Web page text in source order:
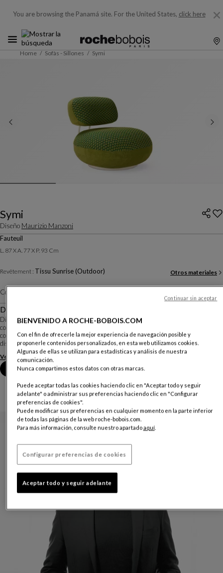
You are browsing the Panamá site. For the United States, click here
Home Sofàs - Sillones Symi
Symi
Diseño Maurizio Manzoni
Fauteuil
L. 87 X A. 77 X P. 93 Cm
Revêtement : Tissu Sunrise (Outdoor) Otros materiales
Color :
Descripción
Diseñada por el diseñador italiano Maurizio Manzoni, la butaca Symi cautiva
con sus líneas atractivas y su mecanismo giratorio, una característica poco
común en una silla de exterior. Revestimiento en telas lisas o estampadas,
diseñadas para uso exte...
Ver más Descargar la ficha técnica
Reserva una cita en tienda
BIENVENIDO A ROCHE-BOBOIS.COM
Con el fin de ofrecerle la mejor experiencia de navegación posible y
proponerle contenidos personalizados, en esta web utilizamos cookies.
Algunas de ellas se utilizan para estadísticas y análisis de nuestra
comunicación.
Nunca compartimos estos datos con otras marcas.
Puede aceptar todas las cookies haciendo clic en "Aceptar todo y seguir
adelante" o administrar sus preferencias haciendo clic en "Configurar
preferencias de cookies".
Puede modificar sus preferencias en cualquier momento en la parte inferior
de todas las páginas de la web roche-bobois.com.
Para más información, consulte nuestro apartadoaquí.
Configurar preferencias de cookies
Aceptar todo y seguir adelante
Continuar sin aceptar